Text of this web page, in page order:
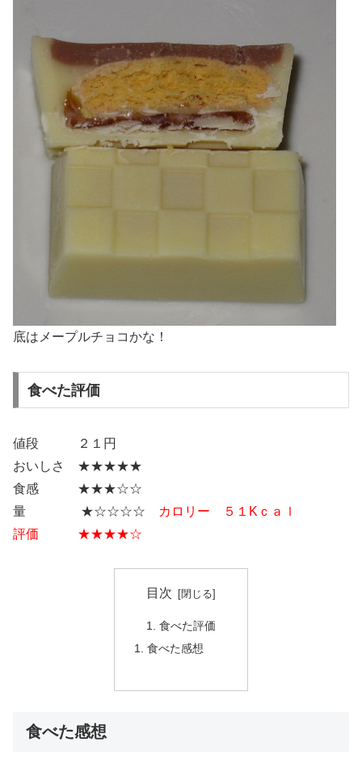
底はメープルチョコかな！
食べた評価
値段 ２１円
おいしさ ★★★★★
食感 ★★★☆☆
量 ★☆☆☆☆
カロリー ５１Kｃａｌ
評価 ★★★★☆
目次
食べた評価
食べた感想
食べた感想